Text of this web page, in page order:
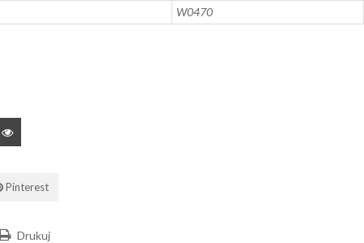
W0470
Pinterest
Drukuj